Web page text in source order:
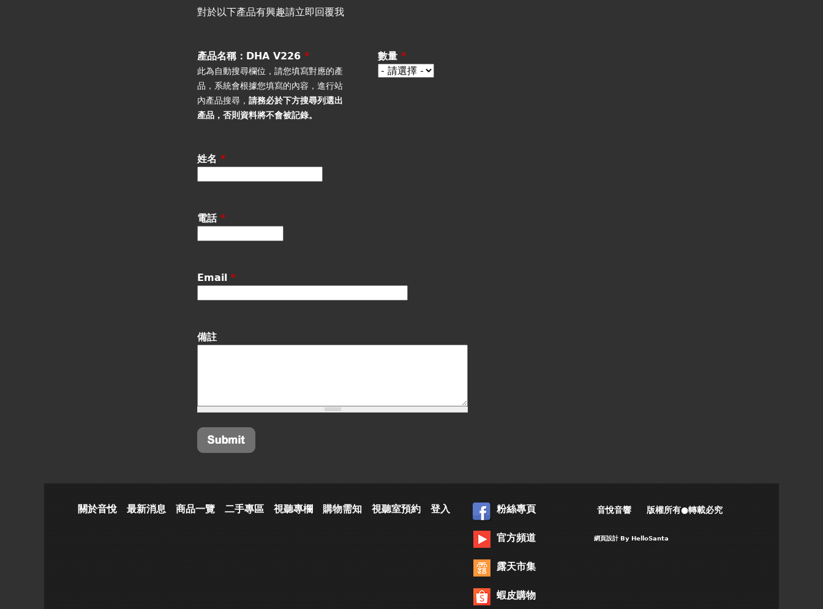
對於以下產品有興趣請立即回覆我
產品名稱：DHA V226*
此為自動搜尋欄位，請您填寫對應的產
品，系統會根據您填寫的內容，進行站
內產品搜尋，請務必於下方搜尋列選出
產品 ，否則資料將不會被記錄。
數量 *
姓名*
電話*
Email*
備註
關於音悅 最新消息 商品一覽 二手專區 視聽專欄 購物需知 視聽室預約 登入 粉絲專頁
官方頻道
露天市集
蝦皮購物
音悅音響 版權所有●轉載必究
網頁設計By HelloSanta